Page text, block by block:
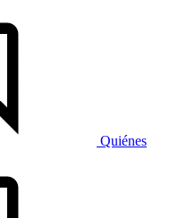
Quiénes